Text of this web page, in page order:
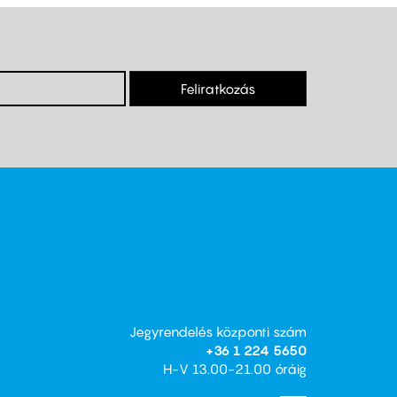
Feliratkozás
Jegyrendelés központi szám
+36 1 224 5650
H-V 13.00-21.00 óráig